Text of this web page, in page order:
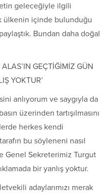
geleceğiyle ilgili
ülkenin içinde bulunduğu
Bundan daha doğal
GEÇTİĞİMİZ GÜN
YOKTUR’
anlıyorum ve saygıyla da
üzerinden tartışılmasını
herkes kendi
bu söyleneni nasıl
Genel Sekreterimiz Turgut
bir yanlış yoktur.
adaylarımızı merak